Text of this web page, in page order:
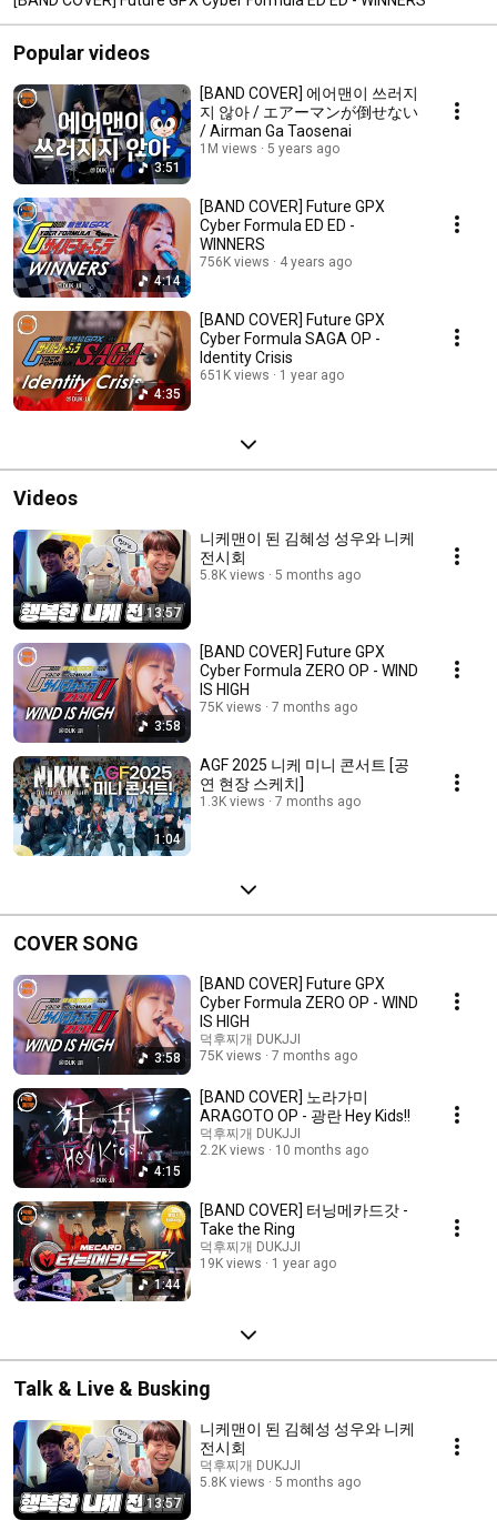
Popular videos
3:51
[BAND COVER] 에어맨이 쓰러지
지 않아 / エアーマンが倒せない
/ Airman Ga Taosenai
1M views 5 years ago
4:14
[BAND COVER] Future GPX
Cyber Formula ED ED -
WINNERS
756K views 4 years ago
4:35
[BAND COVER] Future GPX
Cyber Formula SAGA OP -
Identity Crisis
651K views 1 year ago
Videos
13:57
니케맨이 된 김혜성 성우와 니케
전시회
5.8K views 5 months ago
3:58
[BAND COVER] Future GPX
Cyber Formula ZERO OP - WIND
IS HIGH
75K views 7 months ago
1:04
AGF 2025 니케 미니 콘서트 [공
연 현장 스케치]
1.3K views 7 months ago
COVER SONG
3:58
[BAND COVER] Future GPX
Cyber Formula ZERO OP - WIND
IS HIGH
덕후찌개 DUKJJI
75K views
7 months ago
4:15
[BAND COVER] 노라가미
ARAGOTO OP - 광란 Hey Kids!!
덕후찌개 DUKJJI
2.2K views
10 months ago
1:44
[BAND COVER] 터닝메카드갓 -
Take the Ring
덕후찌개 DUKJJI
19K views
1 year ago
Talk & Live & Busking
13:57
니케맨이 된 김혜성 성우와 니케
전시회
덕후찌개 DUKJJI
5.8K views
5 months ago